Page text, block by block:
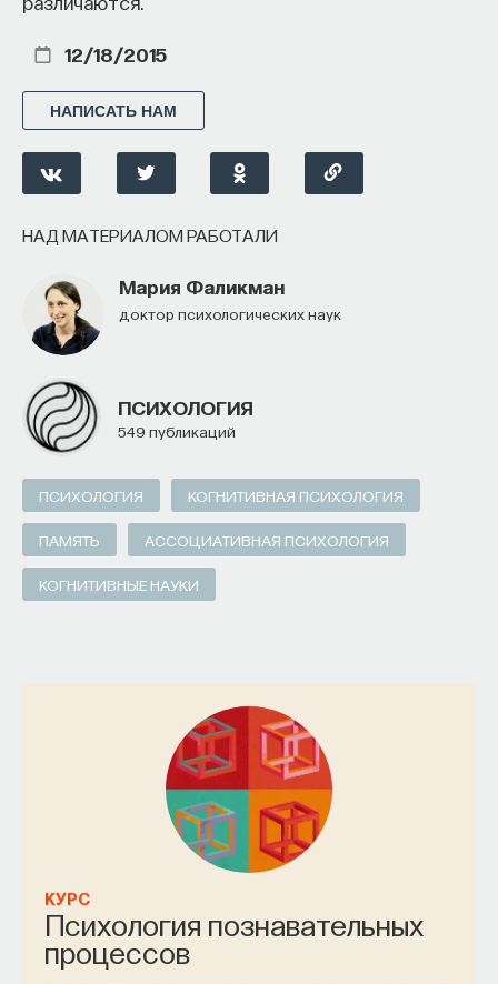
12/18/2015
НАПИСАТЬ НАМ
НАД МАТЕРИАЛОМ РАБОТАЛИ
Мария Фаликман
доктор психологических наук
ПСИХОЛОГИЯ
549 публикаций
ПСИХОЛОГИЯ КОГНИТИВНАЯ ПСИХОЛОГИЯ
ПАМЯТЬ АССОЦИАТИВНАЯ ПСИХОЛОГИЯ
КОГНИТИВНЫЕ НАУКИ
КУРС
Психология познавательных
процессов